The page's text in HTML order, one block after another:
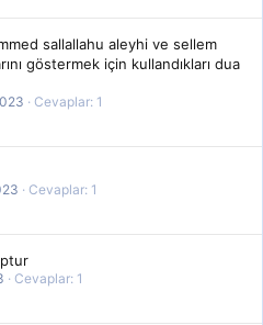
sallallahu aleyhi ve sellem
göstermek için kullandıkları dua
Cevaplar: 1
Cevaplar: 1
Cevaplar: 1